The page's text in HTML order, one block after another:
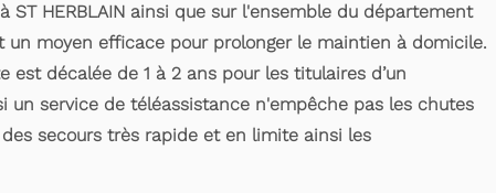
HERBLAIN ainsi que sur l'ensemble du département
un moyen efficace pour prolonger le maintien à domicile.
est décalée de 1 à 2 ans pour les titulaires d’un
un service de téléassistance n'empêche pas les chutes
secours très rapide et en limite ainsi les